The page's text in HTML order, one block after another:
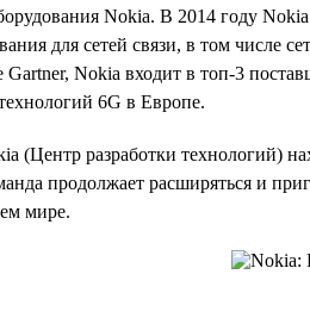
Nokia. В 2014 году
для сетей связи, в том
Nokia входит в топ-3
6G в Европе.
(Центр разработки технологий)
продолжает расширяться и
мире.